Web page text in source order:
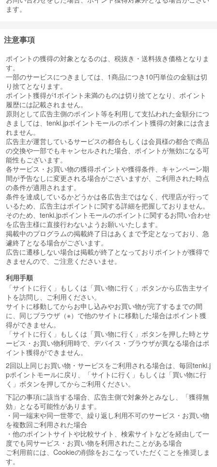
ます。
注意事項
ポイントの獲得の対象となるのは、税抜き・送料抜き価格となりま
す。
一部のサービスにつきましては、1商品につき10円単位の金額は切
り捨てとなります。
ポイント獲得が1ポイント未満のものは切り捨てとなり、ポイント
履歴には記載されません。
原則として広告主側のポイント等を利用して支払われた金額分につ
きましては、tenki.jpポイントモールのポイント獲得の対象には含ま
れません。
広告主が運営しているサービスの都合もしくは会員様の都合で商品
の交換や一部でもキャンセルされた場合、ポイントが無効になる可
能性もございます。
各サービス・お買い物の獲得ポイントや獲得条件、キャンペーン期
間が予告なしに変更される場合がございますが、ご利用された時点
の条件が適用されます。
条件を達成しているかどうかは各広告主ではなく、代理店が行って
いるため、広告主はポイントに関する詳細を把握しておりません。
そのため、tenki.jpポイントモールのポイントに関するお問い合わせ
を広告主様に直接行わないようお願いいたします。
掲載中のプログラムの掲載終了日はあくまで予定となっており、急
遽終了となる場合がございます。
広告に遷移しない場合は掲載が終了となっておりポイントが獲得で
きませんので、ご注意くださいませ。
利用手順
「サイトに行く」もしくは「買い物に行く」ボタンから広告主サイ
トを訪問し、ご利用ください。
サイトに移動してからお申し込みやお買い物が完了するまでの間
に、同じブラウザ（※）で他のサイトに移動した場合はポイント獲
得ができません。
「サイトに行く」もしくは「買い物に行く」ボタンを押した時とサ
ービス・お買い物利用時で、デバイス・ブラウザが異なる場合はポ
イント獲得ができません。
2回以上同じお買い物・サービスをご利用される場合は、毎回tenki.j
pポイントモールに戻り、「サイトに行く」もしくは「買い物に行
く」ボタンを押してからご利用ください。
下記の事項に該当する場合、広告主側で対象外とみなし、「獲得無
効」となる可能性があります。
・同一端末や同一世帯で、繰り返し利用不可のサービス・お買い物
を複数回ご利用された場合
・他のポイントサイトや比較サイト、検索サイトなどを経由して一
度でも同サービス・お買い物を利用されたことがある場合
ご利用前には、Cookieの削除をおこなっていただくことを推奨しま
す。